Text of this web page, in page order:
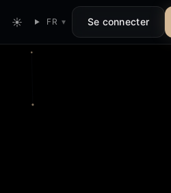
☀ FR ▾ Se connecter